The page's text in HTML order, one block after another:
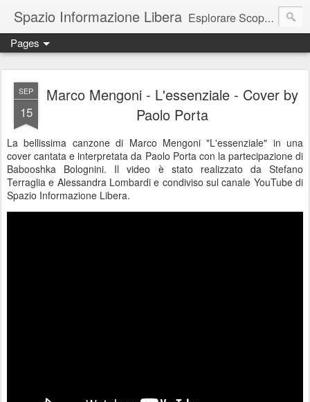
Spazio Informazione Libera Esplorare Scoprire Creare
Escursioni, viaggi, arte, tecnologia, attualità
Pages
SEP
15
Marco Mengoni - L'essenziale - Cover by
Paolo Porta
La bellissima canzone di Marco Mengoni "L'essenziale" in una
cover cantata e interpretata da Paolo Porta con la partecipazione di
Babooshka Bolognini. Il video è stato realizzato da Stefano
Terraglia e Alessandra Lombardi e condiviso sul canale YouTube di
Spazio Informazione Libera.